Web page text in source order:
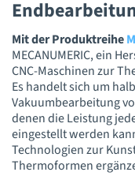
Mit der Produktreihe
MECANUMERIC, ein
CNC-Maschinen zur
Es handelt sich um
Vakuumbearbeitung
denen die Leistung
eingestellt werden
Technologien zur
Thermoformen